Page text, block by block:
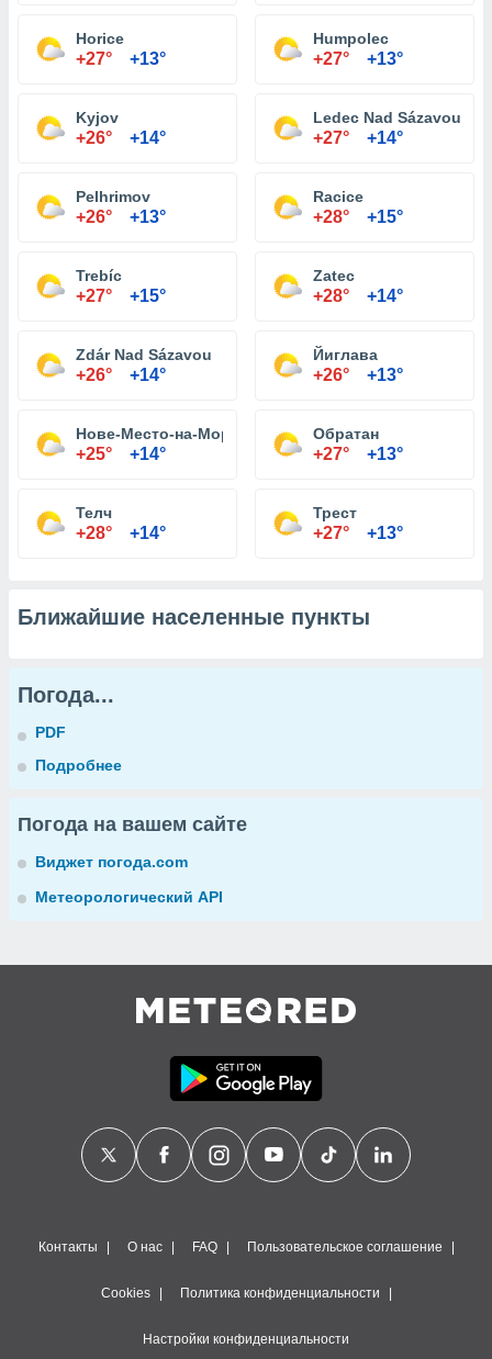
Horice
+27° +13°
Humpolec
+27° +13°
Kyjov
+26° +14°
Ledec Nad Sázavou
+27° +14°
Pelhrimov
+26° +13°
Racice
+28° +15°
Trebíc
+27° +15°
Zatec
+28° +14°
Zdár Nad Sázavou
+26° +14°
Йиглава
+26° +13°
Нове-Место-на-Мораве
+25° +14°
Обратан
+27° +13°
Телч
+28° +14°
Трест
+27° +13°
Ближайшие населенные пункты
Погода...
PDF
Подробнее
Погода на вашем сайте
Виджет погода.com
Метеорологический API
Контакты О нас FAQ Пользовательское соглашение
Cookies Политика конфиденциальности
Настройки конфиденциальности